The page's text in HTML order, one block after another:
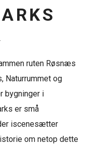
ruten Røsnæs
Naturrummet og
bygninger i
er små
iscenesætter
om netop dette